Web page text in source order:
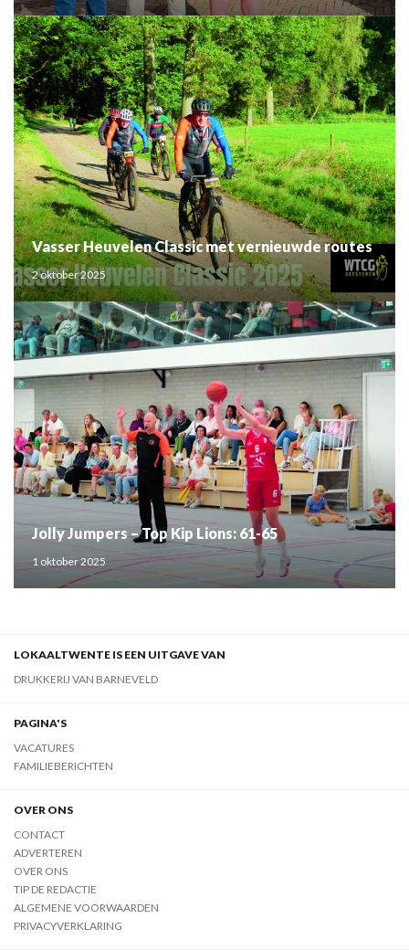
Vasser Heuvelen Classic met vernieuwde routes
2 oktober 2025
Jolly Jumpers – Top Kip Lions: 61-65
1 oktober 2025
LOKAALTWENTE IS EEN UITGAVE VAN
DRUKKERIJ VAN BARNEVELD
PAGINA'S
VACATURES
FAMILIEBERICHTEN
OVER ONS
CONTACT
ADVERTEREN
OVER ONS
TIP DE REDACTIE
ALGEMENE VOORWAARDEN
PRIVACYVERKLARING